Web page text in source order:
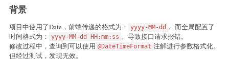
背景
项目中使用了Date，前端传递的格式为： yyyy-MM-dd 。而全局配置了
时间格式为：
yyyy-MM-dd HH:mm:ss 。导致接口请求报错。
修改过程中，查询到可以使用 @DateTimeFormat 注解进行参数格式化。
但经过测试，发现无效。